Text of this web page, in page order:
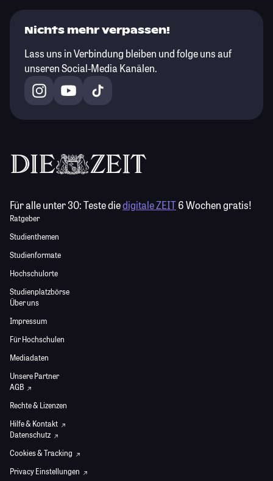
Nichts mehr verpassen!
Lass uns in Verbindung bleiben und folge uns auf
unseren Social-Media Kanälen.
Für alle unter 30:Teste diedigitale ZEIT6 Wochen gratis!
Ratgeber
Studienthemen
Studienformate
Hochschulorte
Studienplatzbörse
Über uns
Impressum
Für Hochschulen
Mediadaten
Unsere Partner
AGB
Rechte & Lizenzen
Hilfe & Kontakt
Datenschutz
Cookies & Tracking
Privacy Einstellungen